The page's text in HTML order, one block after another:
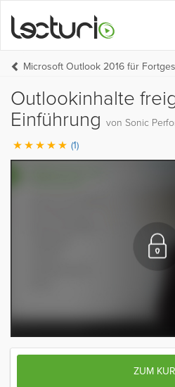
Microsoft Outlook 2016 für
Outlookinhalte
Einführung von Sonic
(1)
ZUM